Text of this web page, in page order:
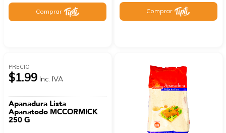
Comprar Comprar
PRECIO
$1.99 Inc. IVA
Apanadura Lista
Apanatodo MCCORMICK
250 G